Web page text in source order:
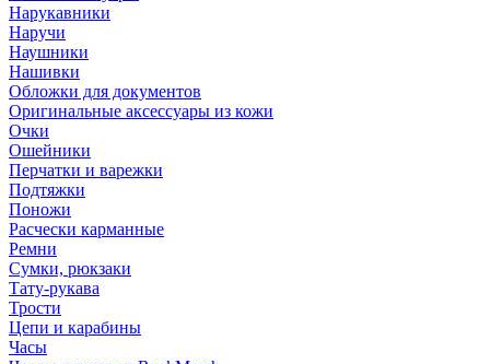
Нарукавники
Наручи
Наушники
Нашивки
Обложки для документов
Оригинальные аксессуары из кожи
Очки
Ошейники
Перчатки и варежки
Подтяжки
Поножи
Расчески карманные
Ремни
Сумки, рюкзаки
Тату-рукава
Трости
Цепи и карабины
Часы